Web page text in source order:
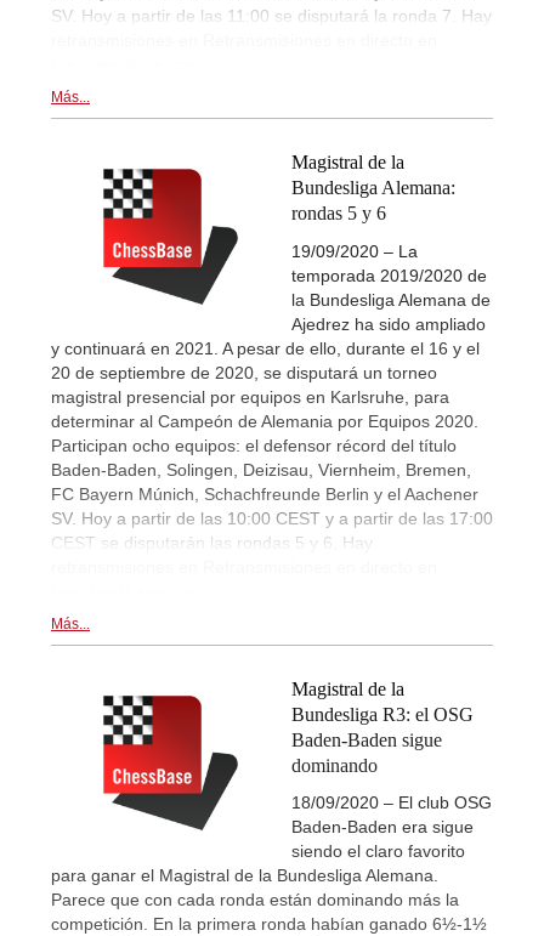
SV. Hoy a partir de las 11:00 se disputará la ronda 7. Hay
Más...
Magistral de la
Bundesliga Alemana:
rondas 5 y 6
19/09/2020 – La
temporada 2019/2020 de
la Bundesliga Alemana de
Ajedrez ha sido ampliado
y continuará en 2021. A pesar de ello, durante el 16 y el
20 de septiembre de 2020, se disputará un torneo
magistral presencial por equipos en Karlsruhe, para
determinar al Campeón de Alemania por Equipos 2020.
Participan ocho equipos: el defensor récord del título
Baden-Baden, Solingen, Deizisau, Viernheim, Bremen,
FC Bayern Múnich, Schachfreunde Berlin y el Aachener
SV. Hoy a partir de las 10:00 CEST y a partir de las 17:00
CEST se disputarán las rondas 5 y 6. Hay
Más...
Magistral de la
Bundesliga R3: el OSG
Baden-Baden sigue
dominando
18/09/2020 – El club OSG
Baden-Baden era sigue
siendo el claro favorito
para ganar el Magistral de la Bundesliga Alemana.
Parece que con cada ronda están dominando más la
competición. En la primera ronda habían ganado 6½-1½